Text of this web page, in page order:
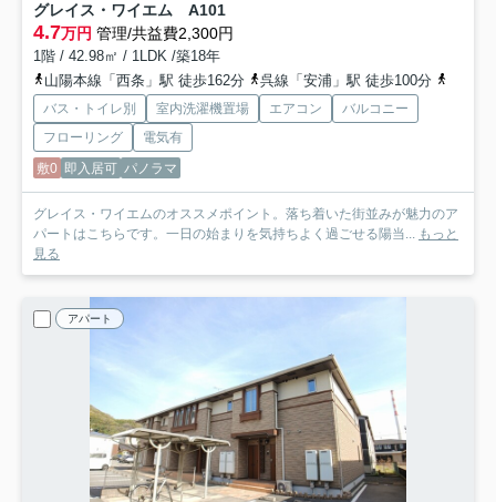
グレイス・ワイエム A101
4.7万円 管理/共益費2,300円
1階 / 42.98㎡ / 1LDK /築18年
山陽本線「西条」駅 徒歩162分
呉線「安浦」駅 徒歩100分
バス・トイレ別 室内洗濯機置場 エアコン
バルコニー
フローリング
電気有
敷0 即入居可 パノラマ
グレイス・ワイエムのオススメポイント。落ち着いた街並みが魅力のア
パートはこちらです。一日の始まりを気持ちよく過ごせる陽当... もっと
見る
アパート